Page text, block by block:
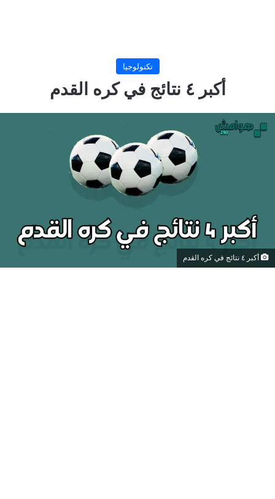
تكنولوجيا
أكبر ٤ نتائج في كره القدم
أكبر ٤ نتائج في كره القدم